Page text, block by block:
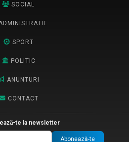
SOCIAL
SPORT
POLITIC
ANUNTURI
CONTACT
te la newsletter
Abonează-te